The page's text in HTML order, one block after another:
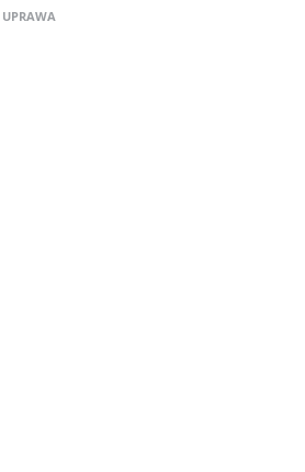
UPRAWA